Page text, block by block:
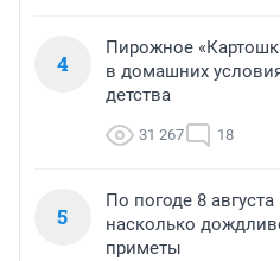
4
Пирожное
в домашних
детства
31 267 18
5
По погоде 8
насколько
приметы